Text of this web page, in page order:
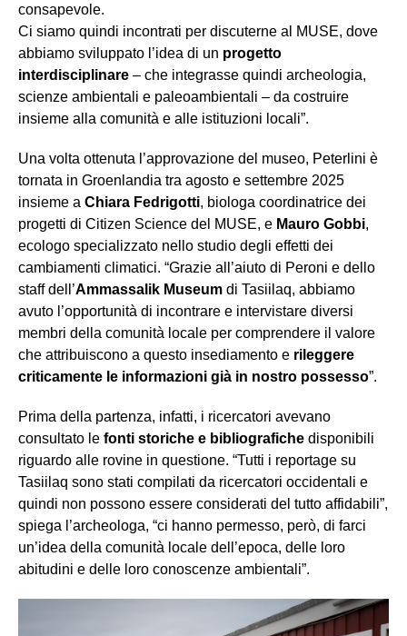
consapevole.
Ci siamo quindi incontrati per discuterne al MUSE, dove
abbiamo sviluppato l’idea di un progetto
interdisciplinare – che integrasse quindi archeologia,
scienze ambientali e paleoambientali – da costruire
insieme alla comunità e alle istituzioni locali”.
Una volta ottenuta l’approvazione del museo, Peterlini è
tornata in Groenlandia tra agosto e settembre 2025
insieme a Chiara Fedrigotti, biologa coordinatrice dei
progetti di Citizen Science del MUSE, e Mauro Gobbi,
ecologo specializzato nello studio degli effetti dei
cambiamenti climatici. “Grazie all’aiuto di Peroni e dello
staff dell’Ammassalik Museum di Tasiilaq, abbiamo
avuto l’opportunità di incontrare e intervistare diversi
membri della comunità locale per comprendere il valore
che attribuiscono a questo insediamento e rileggere
criticamente le informazioni già in nostro possesso”.
Prima della partenza, infatti, i ricercatori avevano
consultato le fonti storiche e bibliografiche disponibili
riguardo alle rovine in questione. “Tutti i reportage su
Tasiilaq sono stati compilati da ricercatori occidentali e
quindi non possono essere considerati del tutto affidabili”,
spiega l’archeologa, “ci hanno permesso, però, di farci
un’idea della comunità locale dell’epoca, delle loro
abitudini e delle loro conoscenze ambientali”.